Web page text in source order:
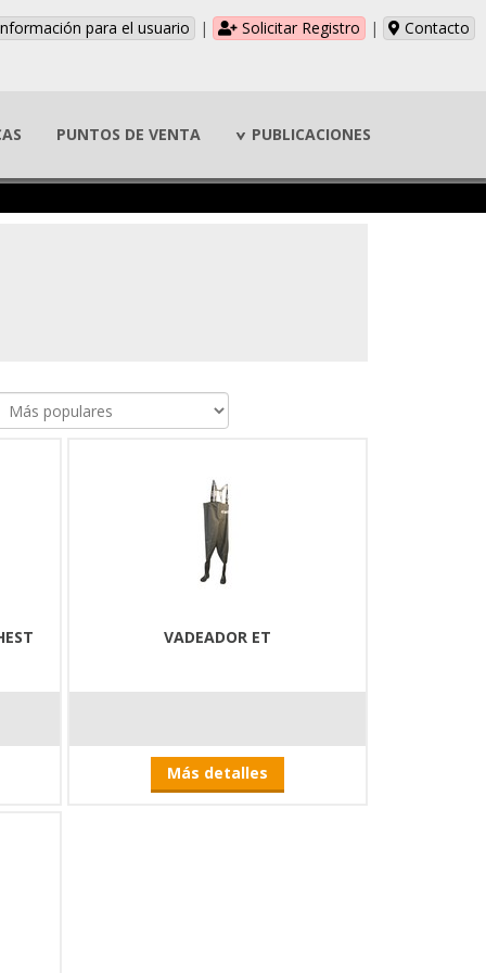
para el usuario | Solicitar Registro | Contacto
PUNTOS DE VENTA PUBLICACIONES
VADEADOR ET
Más detalles